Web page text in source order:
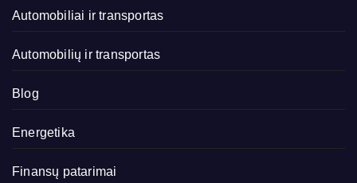
Automobiliai ir transportas
Automobilių ir transportas
Blog
Energetika
Finansų patarimai